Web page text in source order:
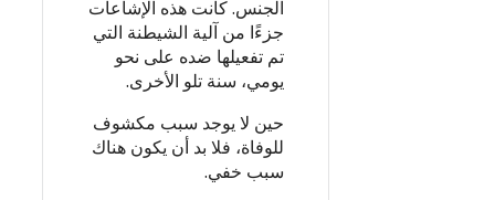
الجنس. كانت هذه الإشاعات
جزءًا من آلية الشيطنة التي
تم تفعيلها ضده على نحو
يومي، سنة تلو الأخرى.
حين لا يوجد سبب مكشوف
للوفاة، فلا بد أن يكون هناك
سبب خفي.